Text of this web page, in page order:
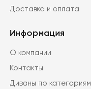
странице
Доставка и оплата
Информация
О компании
Контакты
Диваны по категориям